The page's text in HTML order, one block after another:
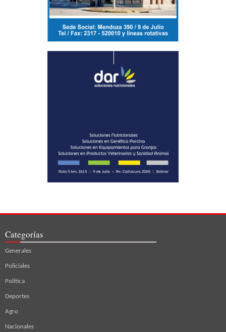
Categorías
Generales
Policiales
Política
Deportes
Agro
Nacionales